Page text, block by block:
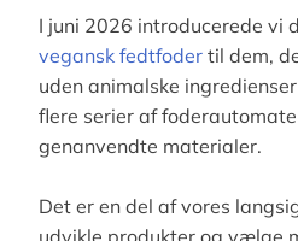
I juni 2026 introducerede vi
vegansk fedtfoder til dem,
uden animalske
flere serier af
genanvendte materialer.
Det er en del af vores
udvikle produkter og vælge